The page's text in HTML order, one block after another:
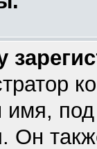
имя,
Он